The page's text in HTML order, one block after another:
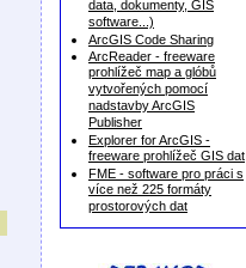
data, dokumenty, GIS
software...)
ArcGIS Code Sharing
ArcReader - freeware
prohlížeč map a glóbů
vytvořených pomocí
nadstavby ArcGIS
Publisher
Explorer for ArcGIS -
freeware prohlížeč GIS dat
FME - software pro práci s
více než 225 formáty
prostorových dat